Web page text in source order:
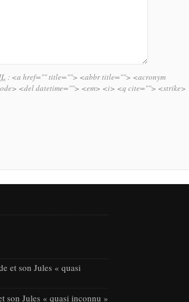
: <a href="" title=""> <abbr title=""> <acronym
<del datetime=""> <em> <i> <q cite=""> <strike>
et son Jules « quasi
son Jules « quasi inconnu »